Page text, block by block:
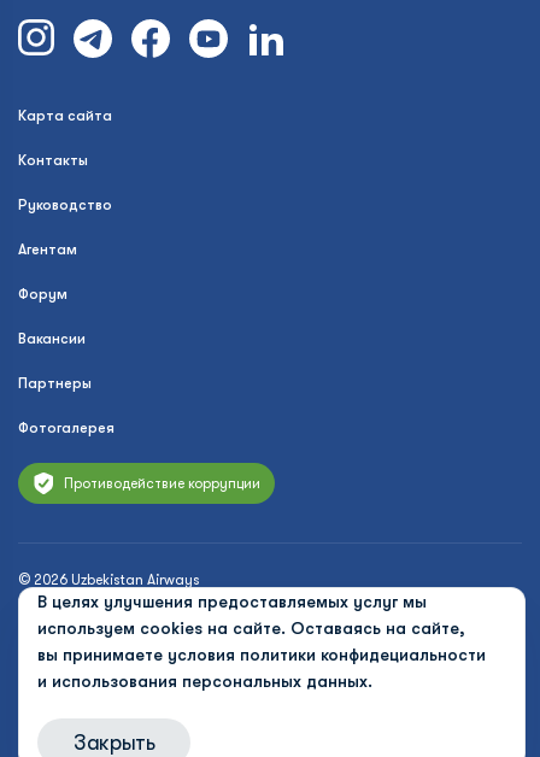
В целях улучшения предоставляемых услуг мы
используем cookies на сайте. Оставаясь на сайте,
вы принимаете условия политики конфидециальности
и использования персональных данных.
Закрыть
Карта сайта
Контакты
Руководство
Агентам
Форум
Вакансии
Партнеры
Фотогалерея
Противодействие коррупции
© 2026 Uzbekistan Airways
Политика конфиденциальности
Публичная оферта